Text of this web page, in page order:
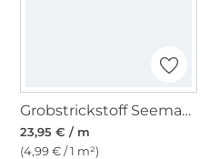
Grobstrickstoff Seemannsstrick, blassgrün
23,95 € / m
(4,99 € / 1 m²)